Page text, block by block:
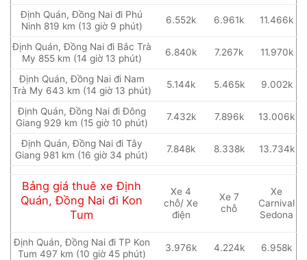
Định Quán, Đồng Nai đi Phú
Ninh 819 km (13 giờ 9 phút)
6.552k 6.961k 11.466k
Định Quán, Đồng Nai đi Bắc Trà
My 855 km (14 giờ 13 phút)
6.840k 7.267k 11.970k
Định Quán, Đồng Nai đi Nam
Trà My 643 km (14 giờ 13 phút)
5.144k 5.465k 9.002k
Định Quán, Đồng Nai đi Đông
Giang 929 km (15 giờ 10 phút)
7.432k 7.896k 13.006k
Định Quán, Đồng Nai đi Tây
Giang 981 km (16 giờ 34 phút)
7.848k 8.338k 13.734k
Bảng giá thuê xe Định
Quán, Đồng Nai đi Kon
Tum
Xe 4
chỗ/ Xe
điện
Xe 7
chỗ
Xe
Carnival
Sedona
Định Quán, Đồng Nai đi TP Kon
Tum 497 km (10 giờ 45 phút)
3.976k 4.224k 6.958k